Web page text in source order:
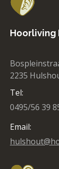
Hoorliving
2235
Tel:
0495/56 39
Email: